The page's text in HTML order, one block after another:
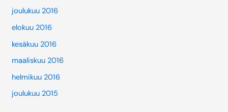
joulukuu 2016
elokuu 2016
kesäkuu 2016
maaliskuu 2016
helmikuu 2016
joulukuu 2015